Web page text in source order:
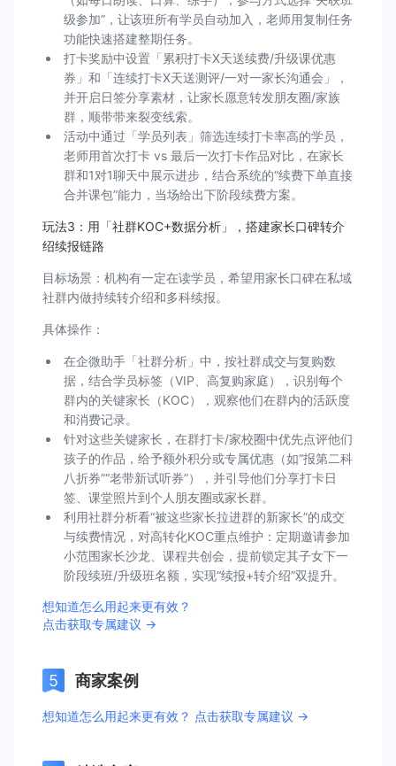
级参加”，让该班所有学员自动加入，老师用复制任务
功能快速搭建整期任务。
打卡奖励中设置「累积打卡X天送续费/升级课优惠
券」和「连续打卡X天送测评/一对一家长沟通会」，
并开启日签分享素材，让家长愿意转发朋友圈/家族
群，顺带带来裂变线索。
活动中通过「学员列表」筛选连续打卡率高的学员，
老师用首次打卡 vs 最后一次打卡作品对比，在家长
群和1对1聊天中展示进步，结合系统的“续费下单直接
合并课包”能力，当场给出下阶段续费方案。
玩法3：用「社群KOC+数据分析」，搭建家长口碑转介
绍续报链路
目标场景：机构有一定在读学员，希望用家长口碑在私域
社群内做持续转介绍和多科续报。
具体操作：
在企微助手「社群分析」中，按社群成交与复购数
据，结合学员标签（VIP、高复购家庭），识别每个
群内的关键家长（KOC），观察他们在群内的活跃度
和消费记录。
针对这些关键家长，在群打卡/家校圈中优先点评他们
孩子的作品，给予额外积分或专属优惠（如“报第二科
八折券”“老带新试听券”），并引导他们分享打卡日
签、课堂照片到个人朋友圈或家长群。
利用社群分析看“被这些家长拉进群的新家长”的成交
与续费情况，对高转化KOC重点维护：定期邀请参加
小范围家长沙龙、课程共创会，提前锁定其子女下一
阶段续班/升级班名额，实现“续报+转介绍”双提升。
想知道怎么用起来更有效？
点击获取专属建议 →
商家案例
想知道怎么用起来更有效？ 点击获取专属建议 →